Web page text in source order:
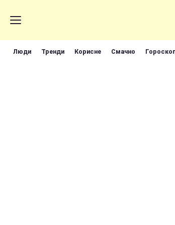
Люди Тренди Корисне Смачно